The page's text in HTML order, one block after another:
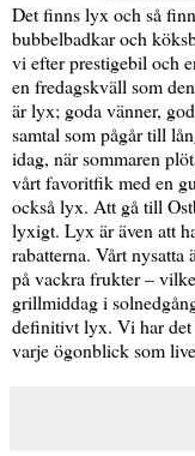
Det finns lyx och så
bubbelbadkar och
vi efter prestigebil och
en fredagskväll som
är lyx; goda vänner,
samtal som pågår till
idag, när sommaren
vårt favoritfik med en
också lyx. Att gå till
lyxigt. Lyx är även att
rabatterna. Vårt nysatta
på vackra frukter –
grillmiddag i
definitivt lyx. Vi har
varje ögonblick som